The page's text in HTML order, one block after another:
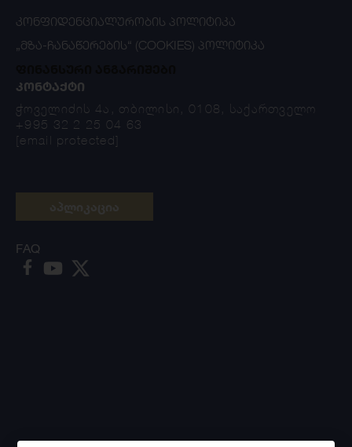
ᲙᲝᲜᲤᲘᲓᲔᲜᲪᲘᲐᲚᲣᲠᲝᲑᲘᲡ ᲞᲝᲚᲘᲢᲘᲙᲐ
„ᲛᲖᲐ-ᲩᲐᲜᲐᲬᲔᲠᲔᲑᲘᲡ“ (COOKIES) ᲞᲝᲚᲘᲢᲘᲙᲐ
ᲙᲝᲜᲢᲐᲥᲢᲘ
ჭოველიძის 4ა, თბილისი, 0108, საქართველო
+995 32 2 25 04 63
[email protected]
FAQ